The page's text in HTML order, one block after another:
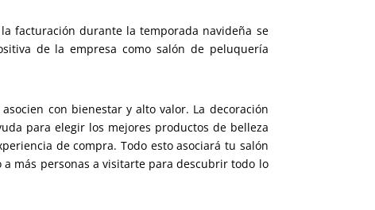
facturación durante la temporada navideña se
de la empresa como salón de peluquería
con bienestar y alto valor. La decoración
para elegir los mejores productos de belleza
de compra. Todo esto asociará tu salón
más personas a visitarte para descubrir todo lo